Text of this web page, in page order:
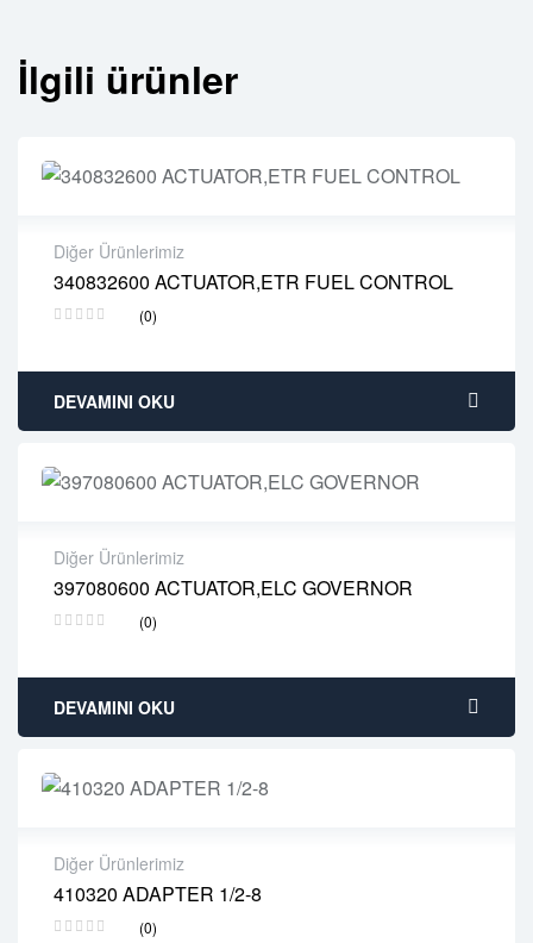
İlgili ürünler
Diğer Ürünlerimiz
340832600 ACTUATOR,ETR FUEL CONTROL
(0)
2 years warranty
Delivery time: 1-2 business days
DEVAMINI OKU
Diğer Ürünlerimiz
397080600 ACTUATOR,ELC GOVERNOR
(0)
2 years warranty
Delivery time: 1-2 business days
DEVAMINI OKU
Diğer Ürünlerimiz
410320 ADAPTER 1/2-8
(0)
2 years warranty
Delivery time: 1-2 business days